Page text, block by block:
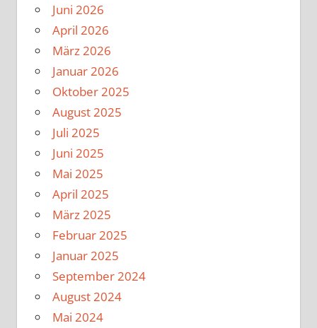
Juni 2026
April 2026
März 2026
Januar 2026
Oktober 2025
August 2025
Juli 2025
Juni 2025
Mai 2025
April 2025
März 2025
Februar 2025
Januar 2025
September 2024
August 2024
Mai 2024